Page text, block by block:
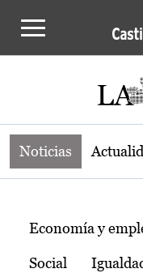
Noticias de
Noticias
Temas
Economía y
Social